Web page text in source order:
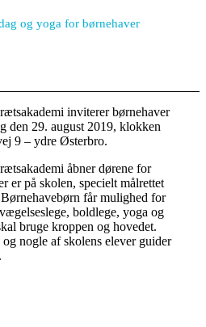
og yoga for børnehaver
inviterer børnehaver
den 29. august 2019, klokken
9 – ydre Østerbro.
åbner dørene for
er på skolen, specielt målrettet
får mulighed for
boldlege, yoga og
bruge kroppen og hovedet.
nogle af skolens elever guider